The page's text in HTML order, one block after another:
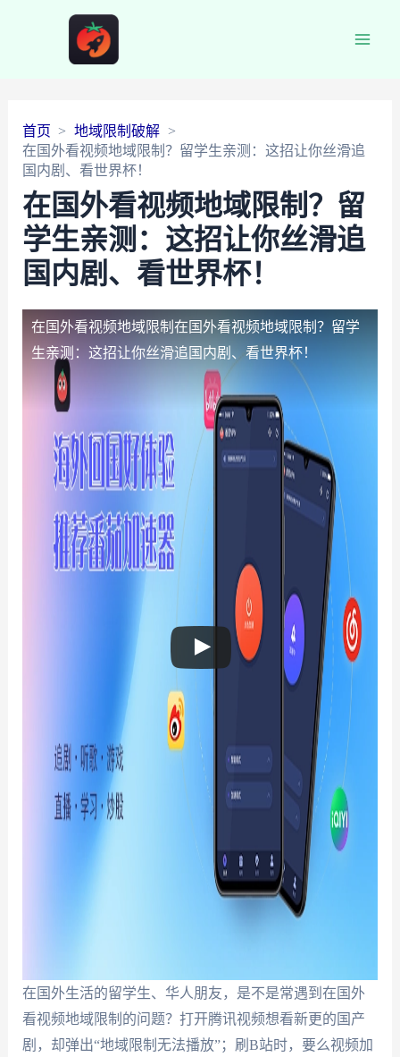
首页
地域限制破解
在国外看视频地域限制？留学生亲测：这招让你丝滑追
国内剧、看世界杯！
在国外看视频地域限制？留
学生亲测：这招让你丝滑追
国内剧、看世界杯！
在国外看视频地域限制 在国外看视频地域限制？留学
生亲测：这招让你丝滑追国内剧、看世界杯！
在国外生活的留学生、华人朋友，是不是常遇到在国外
看视频地域限制的问题？打开腾讯视频想看新更的国产
剧，却弹出“地域限制无法播放”；刷B站时，要么视频加